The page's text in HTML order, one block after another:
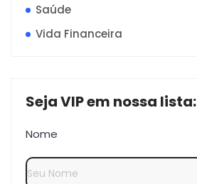
Saúde
Vida Financeira
Seja VIP em nossa lista:
Nome